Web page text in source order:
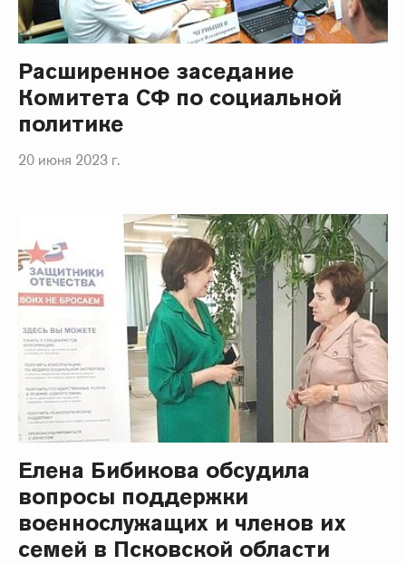
Расширенное заседание
Комитета СФ по социальной
политике
20 июня 2023 г.
Елена Бибикова обсудила
вопросы поддержки
военнослужащих и членов их
семей в Псковской области